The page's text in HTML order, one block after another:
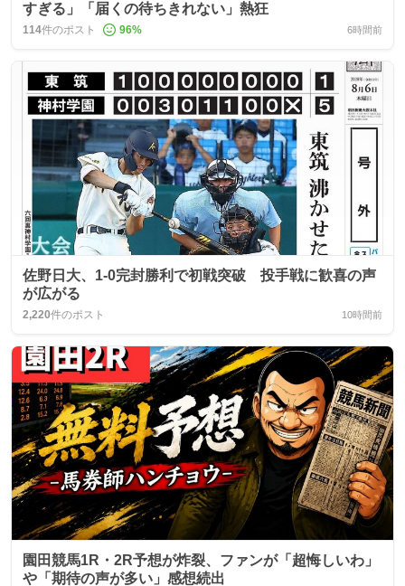
すぎる」「届くの待ちきれない」熱狂
114件のポスト 96% 6時間前
佐野日大、1-0完封勝利で初戦突破 投手戦に歓喜の声
が広がる
2,220件のポスト 10時間前
園田競馬1R・2R予想が炸裂、ファンが「超悔しいわ」
や「期待の声が多い」感想続出